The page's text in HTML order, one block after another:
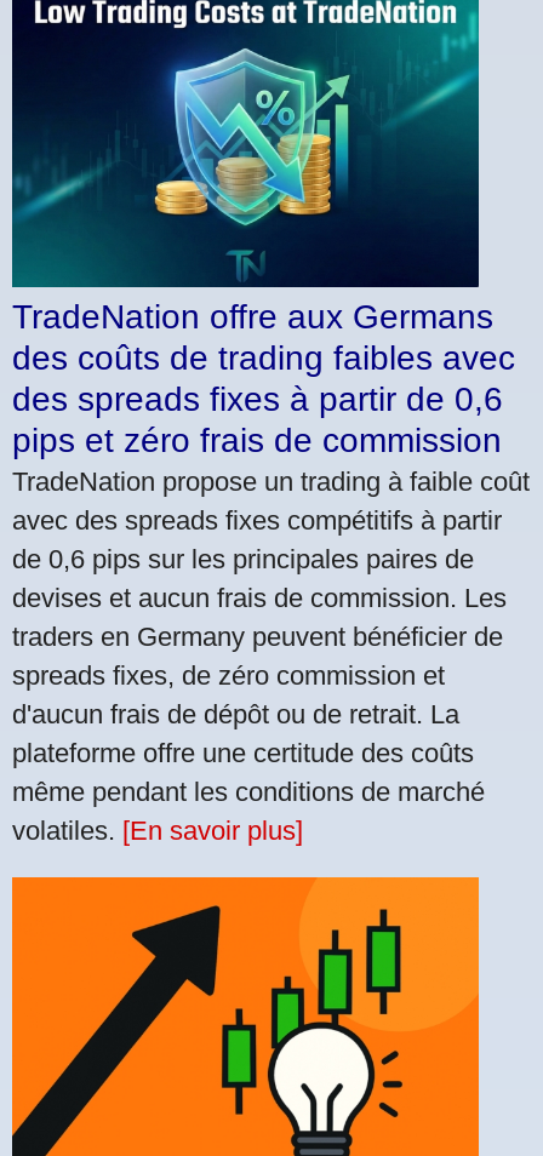
TradeNation offre aux Germans
des coûts de trading faibles avec
des spreads fixes à partir de 0,6
pips et zéro frais de commission
TradeNation propose un trading à faible coût
avec des spreads fixes compétitifs à partir
de 0,6 pips sur les principales paires de
devises et aucun frais de commission. Les
traders en Germany peuvent bénéficier de
spreads fixes, de zéro commission et
d'aucun frais de dépôt ou de retrait. La
plateforme offre une certitude des coûts
même pendant les conditions de marché
volatiles. [En savoir plus]